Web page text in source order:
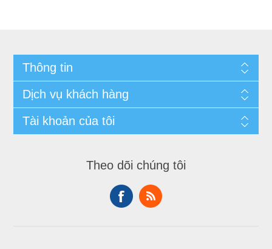
Thông tin
Dịch vụ khách hàng
Tài khoản của tôi
Theo dõi chúng tôi